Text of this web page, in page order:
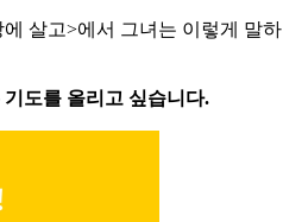
살고>에서 그녀는 이렇게 말하
도를 올리고 싶습니다.